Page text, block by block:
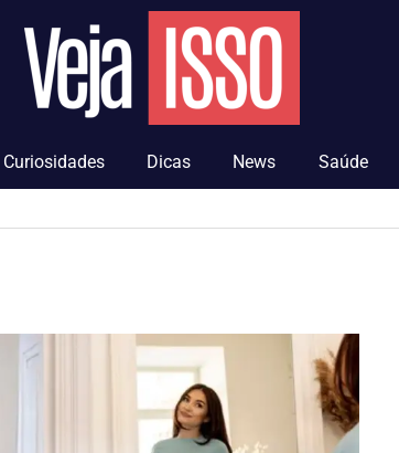
Veja
Curiosidades Dicas News Saúde